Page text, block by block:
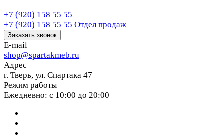
+7 (920) 158 55 55
+7 (920) 158 55 55 Отдел продаж
Заказать звонок
E-mail
shop@spartakmeb.ru
Адрес
г. Тверь, ул. Спартака 47
Режим работы
Ежедневно: с 10:00 до 20:00